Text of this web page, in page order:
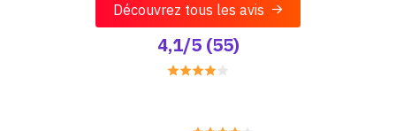
Découvrez tous les avis
4,1/5 (55)